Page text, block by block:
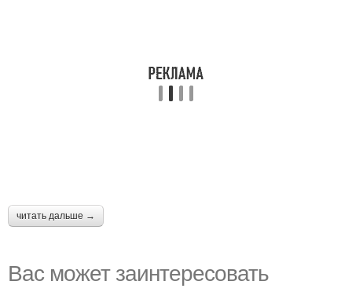
читать дальше →
Вас может заинтересовать